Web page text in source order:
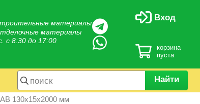
материалы
материалы
с 8:30 до 17:00
Вход
корзина
пуста
Найти
130х15х2000 мм